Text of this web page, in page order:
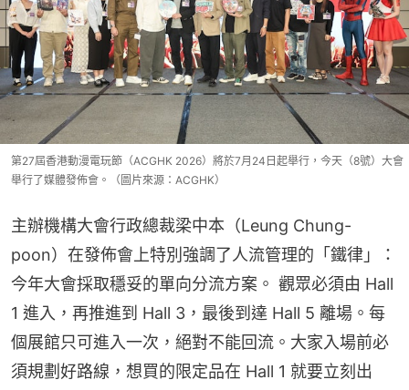
第27屆香港動漫電玩節（ACGHK 2026）將於7月24日起舉行，今天（8號）大會
舉行了媒體發佈會。（圖片來源：ACGHK）
主辦機構大會行政總裁梁中本（Leung Chung-
poon）在發佈會上特別強調了人流管理的「鐵律」：
今年大會採取穩妥的單向分流方案。 觀眾必須由 Hall
1 進入，再推進到 Hall 3，最後到達 Hall 5 離場。每
個展館只可進入一次，絕對不能回流。大家入場前必
須規劃好路線，想買的限定品在 Hall 1 就要立刻出